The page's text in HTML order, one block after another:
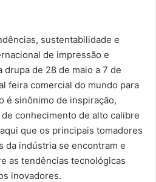
sustentabilidade e
de impressão e
de 28 de maio a 7 de
feira comercial do mundo para
é sinônimo de inspiração,
conhecimento de alto calibre
que os principais tomadores
da indústria se encontram e
as tendências tecnológicas
inovadores.